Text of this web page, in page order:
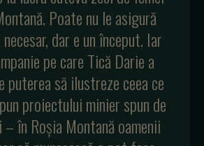
Poate nu le asigură
dar e un început. Iar
pe care Tică Darie a
puterea să ilustreze ceea ce
proiectului minier spun de
– în Roșia Montană oamenii